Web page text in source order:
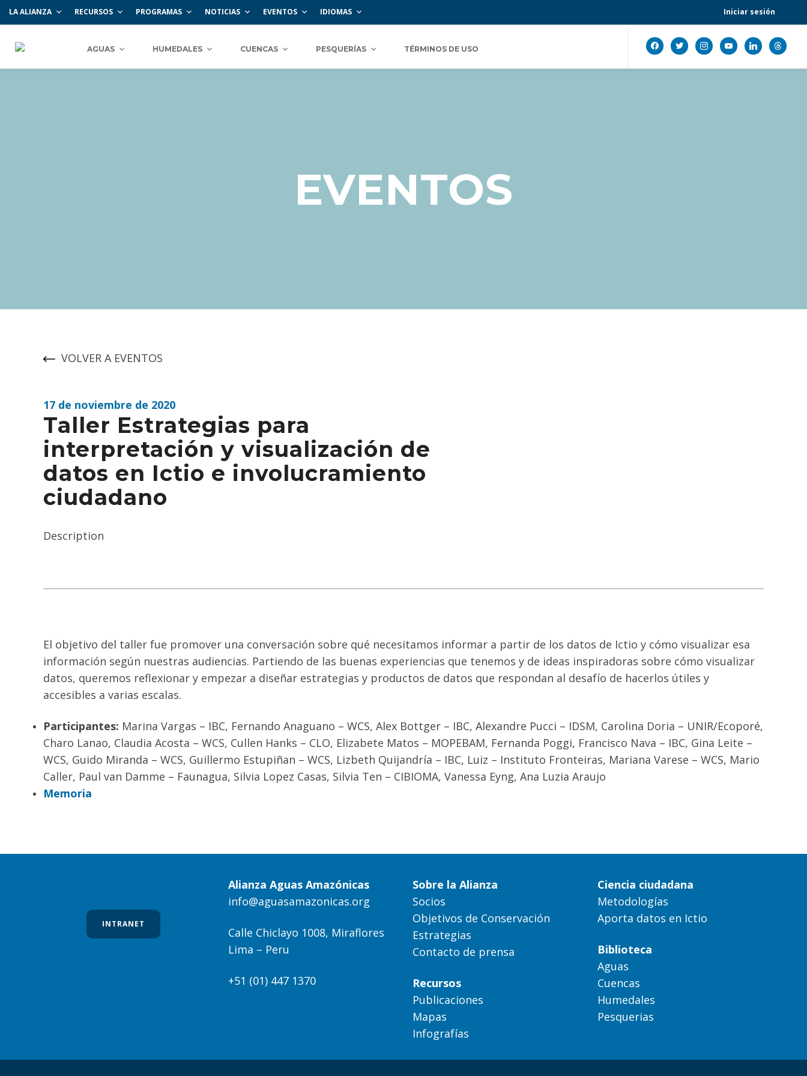
LA ALIANZA RECURSOS PROGRAMAS NOTICIAS EVENTOS IDIOMAS Iniciar sesión
AGUAS HUMEDALES CUENCAS PESQUERÍAS TÉRMINOS DE USO
facebook
twitter instagramyoutubelinkedinthreads
EVENTOS
VOLVER A EVENTOS
17 de noviembre de 2020
Taller Estrategias para
interpretación y visualización de
datos en Ictio e involucramiento
ciudadano
Description
El objetivo del taller fue promover una conversación sobre qué necesitamos informar a partir de los datos de Ictio y cómo visualizar esa
información según nuestras audiencias. Partiendo de las buenas experiencias que tenemos y de ideas inspiradoras sobre cómo visualizar
datos, queremos reflexionar y empezar a diseñar estrategias y productos de datos que respondan al desafío de hacerlos útiles y
accesibles a varias escalas.
Participantes: Marina Vargas – IBC, Fernando Anaguano – WCS, Alex Bottger – IBC, Alexandre Pucci – IDSM, Carolina Doria – UNIR/Ecoporé,
Charo Lanao, Claudia Acosta – WCS, Cullen Hanks – CLO, Elizabete Matos – MOPEBAM, Fernanda Poggi, Francisco Nava – IBC, Gina Leite –
WCS, Guido Miranda – WCS, Guillermo Estupiñan – WCS, Lizbeth Quijandría – IBC, Luiz – Instituto Fronteiras, Mariana Varese – WCS, Mario
Caller, Paul van Damme – Faunagua, Silvia Lopez Casas, Silvia Ten – CIBIOMA, Vanessa Eyng, Ana Luzia Araujo
Memoria
INTRANET
Alianza Aguas Amazónicas
info@aguasamazonicas.org
Calle Chiclayo 1008, Miraflores
Lima – Peru
+51 (01) 447 1370
Sobre la Alianza
Socios
Objetivos de Conservación
Estrategias
Contacto de prensa
Recursos
Publicaciones
Mapas
Infografías
Ciencia ciudadana
Metodologías
Aporta datos en Ictio
Biblioteca
Aguas
Cuencas
Humedales
Pesquerias